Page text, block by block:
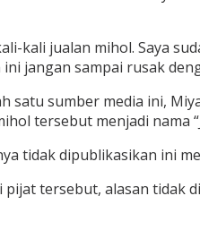
kali jualan mihol. Saya
jangan sampai rusak
satu sumber media ini,
tersebut menjadi nama
tidak dipublikasikan ini
tersebut, alasan tidak